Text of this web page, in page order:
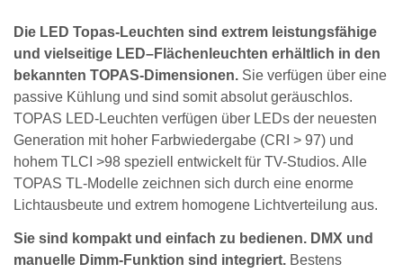
Die LED Topas-Leuchten sind extrem leistungsfähige
und vielseitige LED–Flächenleuchten erhältlich in den
bekannten TOPAS-Dimensionen. Sie verfügen über eine
passive Kühlung und sind somit absolut geräuschlos.
TOPAS LED-Leuchten verfügen über LEDs der neuesten
Generation mit hoher Farbwiedergabe (CRI > 97) und
hohem TLCI >98 speziell entwickelt für TV-Studios. Alle
TOPAS TL-Modelle zeichnen sich durch eine enorme
Lichtausbeute und extrem homogene Lichtverteilung aus.
Sie sind kompakt und einfach zu bedienen. DMX und
manuelle Dimm-Funktion sind integriert. Bestens